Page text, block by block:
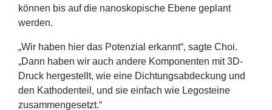
können bis auf die nanoskopische Ebene geplant
werden.
„Wir haben hier das Potenzial erkannt“, sagte Choi.
„Dann haben wir auch andere Komponenten mit3D-
Druck hergestellt, wie eine Dichtungsabdeckung und
den Kathodenteil, und sie einfach wie Legosteine
zusammengesetzt.“